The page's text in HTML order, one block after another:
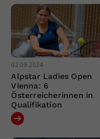
02.09.2024
Alpstar Ladies Open
Vienna: 6
Österreicherinnen in
Qualifikation